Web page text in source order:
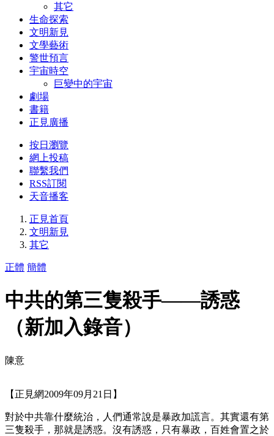
其它
生命探索
文明新見
文學藝術
警世預言
宇宙時空
巨變中的宇宙
劇場
書籍
正見廣播
按日瀏覽
網上投稿
聯繫我們
RSS訂閱
天音播客
正見首頁
文明新見
其它
正體 簡體
中共的第三隻殺手――誘惑
（新加入錄音）
陳意
【正見網2009年09月21日】
對於中共靠什麼統治，人們通常說是暴政加謊言。其實還有第
三隻殺手，那就是誘惑。沒有誘惑，只有暴政，百姓會置之於